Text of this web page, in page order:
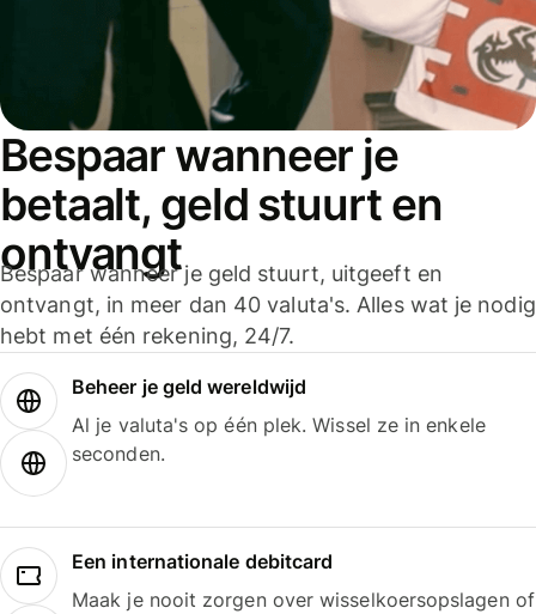
Bespaar wanneer je
betaalt, geld stuurt en
ontvangt
Bespaar wanneer je geld stuurt, uitgeeft en
ontvangt, in meer dan 40 valuta's. Alles wat je nodig
hebt met één rekening, 24/7.
Beheer je geld wereldwijd
Al je valuta's op één plek. Wissel ze in enkele
seconden.
Een internationale debitcard
Maak je nooit zorgen over wisselkoersopslagen of